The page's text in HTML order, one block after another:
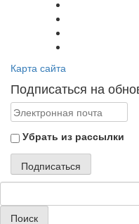
Карта сайта
Подписаться на
Убрать из рассылки